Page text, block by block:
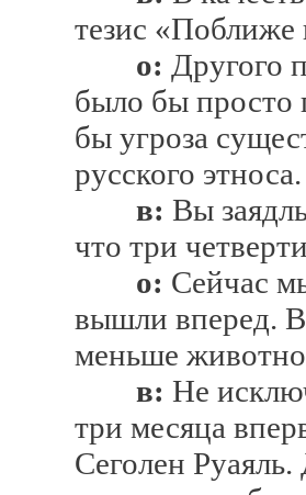
тезис «Поближе
о: Другого
было бы просто
бы угроза
русского этноса.
в: Вы
что три
о: Сейчас
вышли вперед. В
меньше
в: Не
три месяца
Сеголен